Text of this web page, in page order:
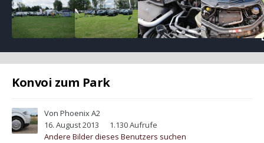
Konvoi zum Park
Von Phoenix A2
16. August 2013
1.130 Aufrufe
Andere Bilder dieses Benutzers suchen